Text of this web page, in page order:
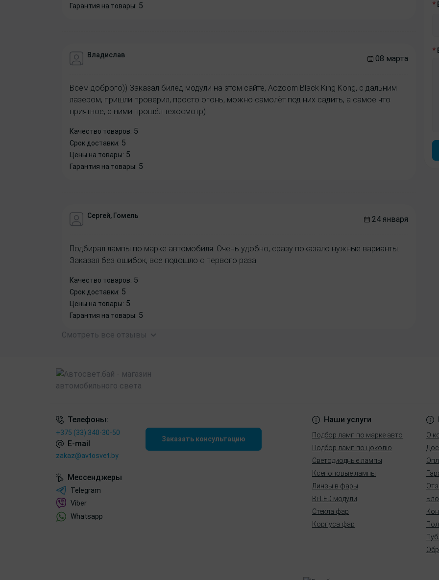
Гарантия на товары: 5
Владислав 08 марта
Всем доброго)) Заказал билед модули на этом сайте, Aozoom Black King Kong, с дальним
лазером, пришли проверил, просто огонь, можно самолёт под них садить, а самое что
приятное, с ними прошёл техосмотр)
Качество товаров: 5
Срок доставки: 5
Цены на товары: 5
Гарантия на товары: 5
Сергей, Гомель 24 января
Подбирал лампы по марке автомобиля. Очень удобно, сразу показало нужные варианты.
Заказал без ошибок, все подошло с первого раза.
Качество товаров: 5
Срок доставки: 5
Цены на товары: 5
Гарантия на товары: 5
*
*
Смотреть все отзывы
Телефоны:
+375 (33) 340-30-50
E-mail
zakaz@avtosvet.by
Мессенджеры
Telegram
Viber
Whatsapp
Заказать консультацию
Наши услуги
Подбор ламп по марке авто
Подбор ламп по цоколю
Светодиодные лампы
Ксеноновые лампы
Линзы в фары
Bi-LED модули
Стекла фар
Корпуса фар
О